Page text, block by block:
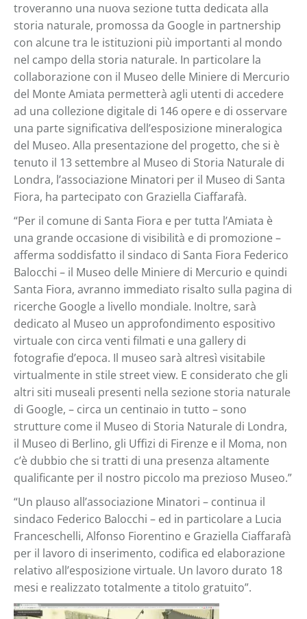
troveranno una nuova sezione tutta dedicata alla
storia naturale, promossa da Google in partnership
con alcune tra le istituzioni più importanti al mondo
nel campo della storia naturale. In particolare la
collaborazione con il Museo delle Miniere di Mercurio
del Monte Amiata permetterà agli utenti di accedere
ad una collezione digitale di 146 opere e di osservare
una parte significativa dell’esposizione mineralogica
del Museo. Alla presentazione del progetto, che si è
tenuto il 13 settembre al Museo di Storia Naturale di
Londra, l’associazione Minatori per il Museo di Santa
Fiora, ha partecipato con Graziella Ciaffarafà.
“Per il comune di Santa Fiora e per tutta l’Amiata è
una grande occasione di visibilità e di promozione –
afferma soddisfatto il sindaco di Santa Fiora Federico
Balocchi – il Museo delle Miniere di Mercurio e quindi
Santa Fiora, avranno immediato risalto sulla pagina di
ricerche Google a livello mondiale. Inoltre, sarà
dedicato al Museo un approfondimento espositivo
virtuale con circa venti filmati e una gallery di
fotografie d’epoca. Il museo sarà altresì visitabile
virtualmente in stile street view. E considerato che gli
altri siti museali presenti nella sezione storia naturale
di Google, – circa un centinaio in tutto – sono
strutture come il Museo di Storia Naturale di Londra,
il Museo di Berlino, gli Uffizi di Firenze e il Moma, non
c’è dubbio che si tratti di una presenza altamente
qualificante per il nostro piccolo ma prezioso Museo.”
“Un plauso all’associazione Minatori – continua il
sindaco Federico Balocchi – ed in particolare a Lucia
Franceschelli, Alfonso Fiorentino e Graziella Ciaffarafà
per il lavoro di inserimento, codifica ed elaborazione
relativo all’esposizione virtuale. Un lavoro durato 18
mesi e realizzato totalmente a titolo gratuito”.